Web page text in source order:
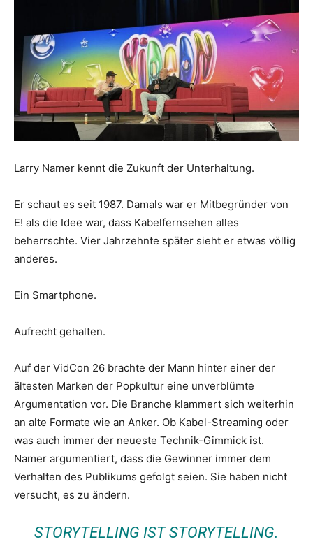
Larry Namer kennt die Zukunft der Unterhaltung.
Er schaut es seit 1987. Damals war er Mitbegründer von
E! als die Idee war, dass Kabelfernsehen alles
beherrschte. Vier Jahrzehnte später sieht er etwas völlig
anderes.
Ein Smartphone.
Aufrecht gehalten.
Auf der VidCon 26 brachte der Mann hinter einer der
ältesten Marken der Popkultur eine unverblümte
Argumentation vor. Die Branche klammert sich weiterhin
an alte Formate wie an Anker. Ob Kabel-Streaming oder
was auch immer der neueste Technik-Gimmick ist.
Namer argumentiert, dass die Gewinner immer dem
Verhalten des Publikums gefolgt seien. Sie haben nicht
versucht, es zu ändern.
STORYTELLING IST STORYTELLING.